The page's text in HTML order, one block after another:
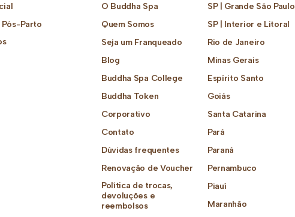
Parto
O Buddha Spa
Quem Somos
Seja um Franqueado
Blog
Buddha Spa College
Buddha Token
Corporativo
Contato
Dúvidas frequentes
Renovação de Voucher
Política de trocas,
devoluções e
reembolsos
SP | Grande São Paulo
SP | Interior e Litoral
Rio de Janeiro
Minas Gerais
Espírito Santo
Goiás
Santa Catarina
Pará
Paraná
Pernambuco
Piauí
Maranhão